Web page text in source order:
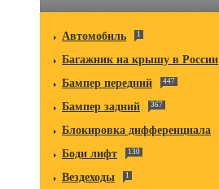
Автомобиль 1
Багажник на крышу в России
Бампер передний 447
Бампер задний 367
Блокировка дифференциала
Боди лифт 130
Вездеходы 1